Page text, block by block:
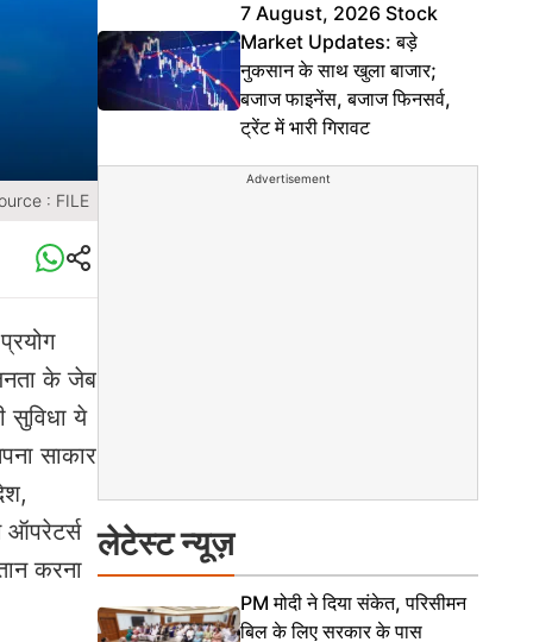
: FILE
के जेब
ये
साकार
ऑपरेटर्स
करना
7 August, 2026 Stock
Market Updates: बड़े
नुकसान के साथ खुला बाजार;
बजाज फाइनेंस, बजाज फिनसर्व,
ट्रेंट में भारी गिरावट
Advertisement
लेटेस्ट न्यूज़
PM मोदी ने दिया संकेत, परिसीमन
बिल के लिए सरकार के पास